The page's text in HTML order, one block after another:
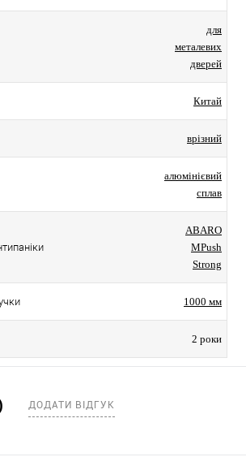
для
металевих
дверей
Китай
врізний
алюмінієвий
сплав
ABARO
MPush
Strong
1000 мм
2 роки
ДОДАТИ ВІДГУК